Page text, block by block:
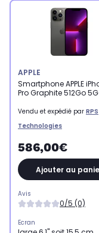
APPLE
Smartphone APPLE
Pro Graphite 512Go 5G
Vendu et expédié par RPS
Technologies
586,00€
Ajouter au
Avis
0/5 (0)
Ecran